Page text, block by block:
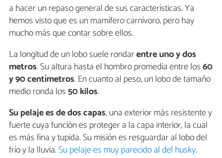
a hacer un repaso general de sus características. Ya
hemos visto que es un mamífero carnívoro, pero hay
mucho más que contar sobre ellos.
La longitud de un lobo suele rondarentre uno y dos
metros. Su altura hasta el hombro promedia entre los60
y 90 centímetros. En cuanto al peso, un lobo de tamaño
medio ronda los50 kilos.
Su pelaje es de dos capas, una exterior más resistente y
fuerte cuya función es proteger a la capa interior, la cual
es más fina y tupida. Su misión es resguardar al lobo del
frío y la lluvia.Su pelaje es muy parecido al del husky.